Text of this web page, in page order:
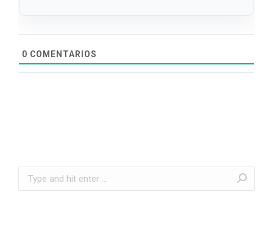
0 COMENTARIOS
Search: